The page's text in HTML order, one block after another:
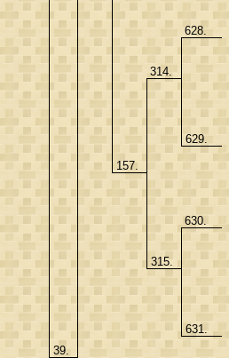
39.
157.
314.
628.
629.
315.
630.
631.